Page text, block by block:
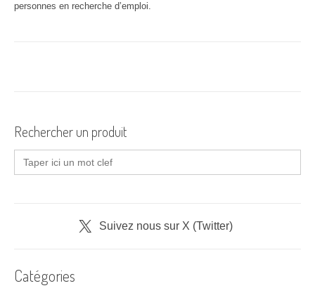
personnes en recherche d’emploi.
Rechercher un produit
Search
for:
Suivez nous sur X (Twitter)
Catégories